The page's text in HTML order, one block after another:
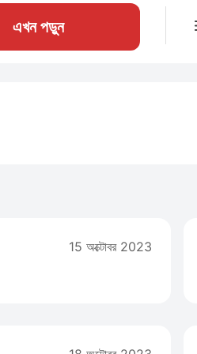
এখন পড়ুন
15 অক্টোবর 2023